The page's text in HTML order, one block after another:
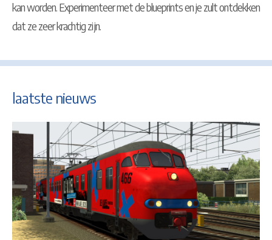
kan worden. Experimenteer met de blueprints en je zult ontdekken
dat ze zeer krachtig zijn.
laatste nieuws